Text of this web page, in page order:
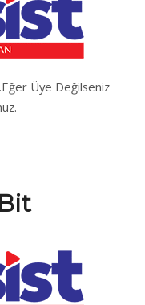
Üye Değilseniz